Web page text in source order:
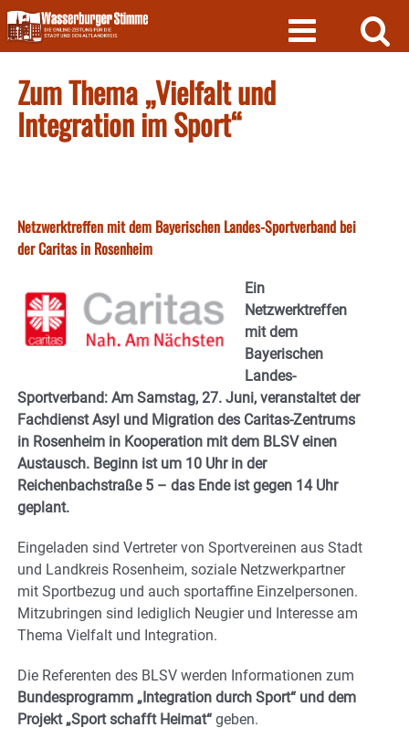
Skip
to
content
Zum Thema „Vielfalt und
Integration im Sport“
Netzwerktreffen mit dem Bayerischen Landes-Sportverband bei
der Caritas in Rosenheim
Ein
Netzwerktreffen
mit dem
Bayerischen
Landes-
Sportverband: Am Samstag, 27. Juni, veranstaltet der
Fachdienst Asyl und Migration des Caritas-Zentrums
in Rosenheim in Kooperation mit dem BLSV einen
Austausch. Beginn ist um 10 Uhr in der
Reichenbachstraße 5 – das Ende ist gegen 14 Uhr
geplant.
Eingeladen sind Vertreter von Sportvereinen aus Stadt
und Landkreis Rosenheim, soziale Netzwerkpartner
mit Sportbezug und auch sportaffine Einzelpersonen.
Mitzubringen sind lediglich Neugier und Interesse am
Thema Vielfalt und Integration.
Die Referenten des BLSV werden Informationen zum
Bundesprogramm „Integration durch Sport“ und dem
Projekt „Sport schafft Heimat“ geben.